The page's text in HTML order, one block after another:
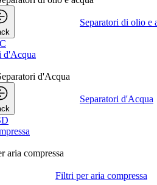
Separatori di olio e
d'Acqua
d'Acqua
Separatori d'Acqua
aria compressa
Filtri per aria compressa